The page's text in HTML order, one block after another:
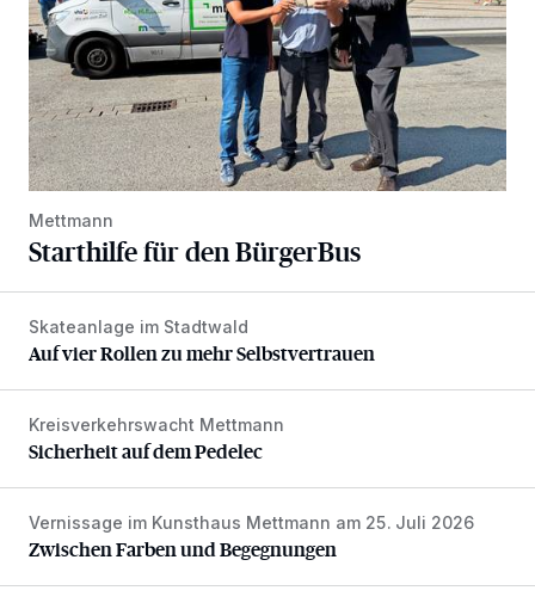
Mettmann
Starthilfe für den BürgerBus
Auf vier Rollen zu mehr Selbstvertrauen
Skateanlage im Stadtwald
Auf vier Rollen zu mehr Selbstvertrauen
Sicherheit auf dem Pedelec
Kreisverkehrswacht Mettmann
Sicherheit auf dem Pedelec
Zwischen Farben und Begegnungen
Vernissage im Kunsthaus Mettmann am 25. Juli 2026
Zwischen Farben und Begegnungen